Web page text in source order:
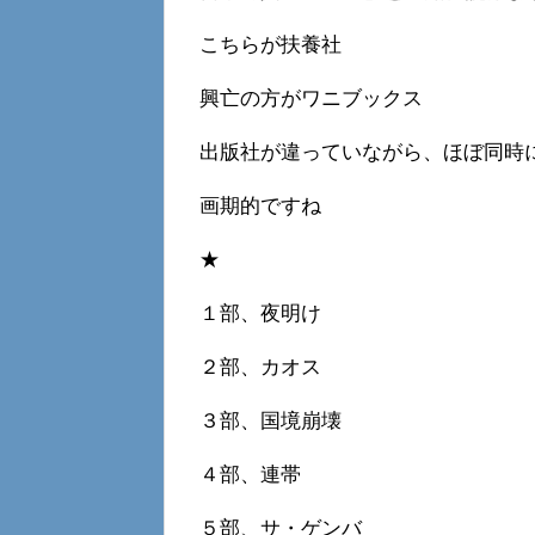
こちらが扶養社
興亡の方がワニブックス
出版社が違っていながら、ほぼ同時
画期的ですね
★
１部、夜明け
２部、カオス
３部、国境崩壊
４部、連帯
５部、サ・ゲンバ